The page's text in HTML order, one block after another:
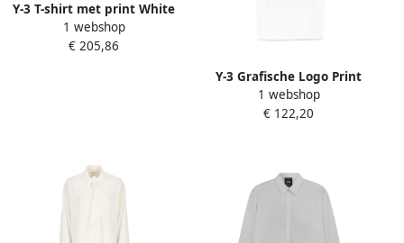
Y-3 T-shirt met print White
Dames
1 webshop
€ 205,86
Y-3 Grafische Logo Print
Korte Mouw Tee White
Dames
1 webshop
€ 122,20